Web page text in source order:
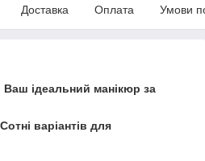
Доставка Оплата Умови
Ваш ідеальний манікюр за
варіантів для